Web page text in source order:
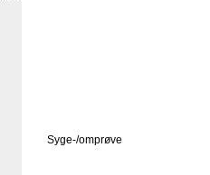
Syge-/omprøve